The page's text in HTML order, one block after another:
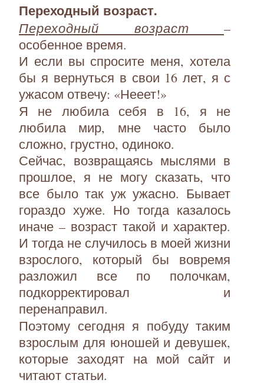
Переходный возраст.
Переходный возраст –
особенное время.
И если вы спросите меня, хотела
бы я вернуться в свои 16 лет, я с
ужасом отвечу: «Нееет!»
Я не любила себя в 16, я не
любила мир, мне часто было
сложно, грустно, одиноко.
Сейчас, возвращаясь мыслями в
прошлое, я не могу сказать, что
все было так уж ужасно. Бывает
гораздо хуже. Но тогда казалось
иначе – возраст такой и характер.
И тогда не случилось в моей жизни
взрослого, который бы вовремя
разложил все по полочкам,
подкорректировал и
перенаправил.
Поэтому сегодня я побуду таким
взрослым для юношей и девушек,
которые заходят на мой сайт и
читают статьи.